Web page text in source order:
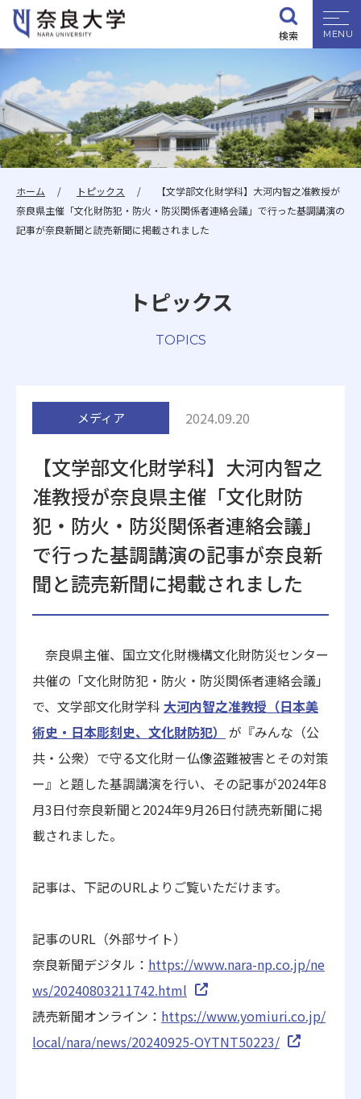
検索
大学紹介
学部・大学院
学生生活
受験生の方へ 在学生の方へ
卒業生の方へ 一般・企業の方
ホーム トピックス
【文学部文化財学科】大河内智之准教授が
奈良県主催「文化財防犯・防火・防災関係者連絡会議」で行った基調講演の
記事が奈良新聞と読売新聞に掲載されました
トピックス
TOPICS
メディア 2024.09.20
【文学部文化財学科】大河内智之
准教授が奈良県主催「文化財防
犯・防火・防災関係者連絡会議」
で行った基調講演の記事が奈良新
聞と読売新聞に掲載されました
奈良県主催、国立文化財機構文化財防災センター
共催の「文化財防犯・防火・防災関係者連絡会議」
で、文学部文化財学科 大河内智之准教授（日本美
術史・日本彫刻史、文化財防犯）
が『みんな（公
共・公衆）で守る文化財－仏像盗難被害とその対策
ー』と題した基調講演を行い、その記事が2024年8
月3日付奈良新聞と2024年9月26日付読売新聞に掲
載されました。
記事は、下記のURLよりご覧いただけます。
記事のURL（外部サイト）
奈良新聞デジタル： https://www.nara-np.co.jp/ne
ws/20240803211742.html
読売新聞オンライン： https://www.yomiuri.co.jp/
local/nara/news/20240925-OYTNT50223/